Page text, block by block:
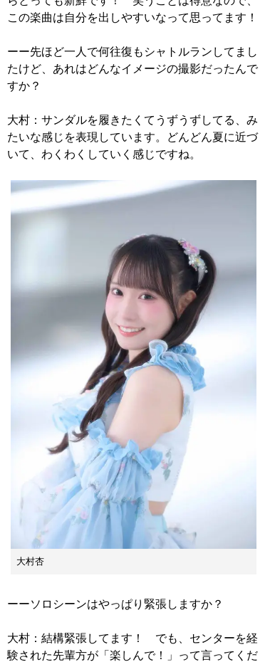
この楽曲は自分を出しやすいなって思ってます！
ーー先ほど一人で何往復もシャトルランしてまし
たけど、あれはどんなイメージの撮影だったんで
すか？
大村：サンダルを履きたくてうずうずしてる、み
たいな感じを表現しています。どんどん夏に近づ
いて、わくわくしていく感じですね。
大村杏
ーーソロシーンはやっぱり緊張しますか？
大村：結構緊張してます！ でも、センターを経
験された先輩方が「楽しんで！」って言ってくだ